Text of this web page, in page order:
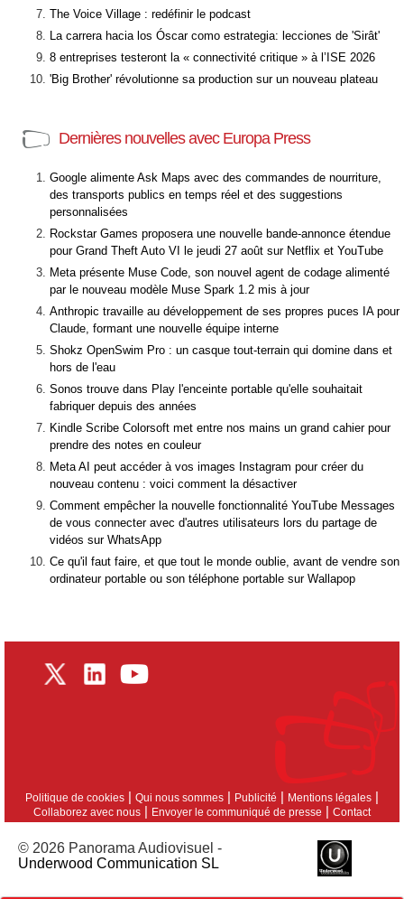
The Voice Village : redéfinir le podcast
La carrera hacia los Óscar como estrategia: lecciones de 'Sirât'
8 entreprises testeront la « connectivité critique » à l’ISE 2026
'Big Brother' révolutionne sa production sur un nouveau plateau
Dernières nouvelles avec Europa Press
Google alimente Ask Maps avec des commandes de nourriture,
des transports publics en temps réel et des suggestions
personnalisées
Rockstar Games proposera une nouvelle bande-annonce étendue
pour Grand Theft Auto VI le jeudi 27 août sur Netflix et YouTube
Meta présente Muse Code, son nouvel agent de codage alimenté
par le nouveau modèle Muse Spark 1.2 mis à jour
Anthropic travaille au développement de ses propres puces IA pour
Claude, formant une nouvelle équipe interne
Shokz OpenSwim Pro : un casque tout-terrain qui domine dans et
hors de l'eau
Sonos trouve dans Play l'enceinte portable qu'elle souhaitait
fabriquer depuis des années
Kindle Scribe Colorsoft met entre nos mains un grand cahier pour
prendre des notes en couleur
Meta AI peut accéder à vos images Instagram pour créer du
nouveau contenu : voici comment la désactiver
Comment empêcher la nouvelle fonctionnalité YouTube Messages
de vous connecter avec d'autres utilisateurs lors du partage de
vidéos sur WhatsApp
Ce qu'il faut faire, et que tout le monde oublie, avant de vendre son
ordinateur portable ou son téléphone portable sur Wallapop
Politique de cookies | Qui nous sommes | Publicité | Mentions légales |
Collaborez avec nous | Envoyer le communiqué de presse | Contact
© 2026 Panorama Audiovisuel -
Underwood Communication SL